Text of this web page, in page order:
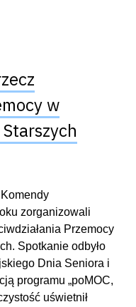
w
zorganizowali
Przemocy
Spotkanie odbyło
Dnia Seniora i
programu „poMOC,
uświetnił